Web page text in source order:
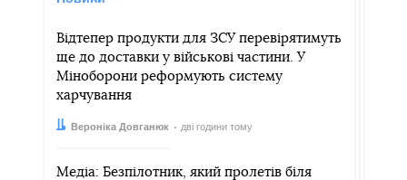
Відтепер продукти для ЗСУ перевірятимуть
ще до доставки у військові частини. У
Міноборони реформують систему
харчування
Автор:
Вероніка Довганюк
Дата: дві години тому
Медіа: Безпілотник, який пролетів біля